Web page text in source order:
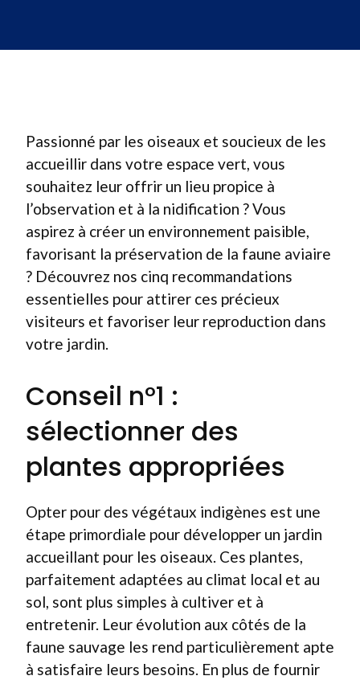
Passionné par les oiseaux et soucieux de les
accueillir dans votre espace vert, vous
souhaitez leur offrir un lieu propice à
l’observation et à la nidification ? Vous
aspirez à créer un environnement paisible,
favorisant la préservation de la faune aviaire
? Découvrez nos cinq recommandations
essentielles pour attirer ces précieux
visiteurs et favoriser leur reproduction dans
votre jardin.
Conseil n°1 :
sélectionner des
plantes appropriées
Opter pour des végétaux indigènes est une
étape primordiale pour développer un jardin
accueillant pour les oiseaux. Ces plantes,
parfaitement adaptées au climat local et au
sol, sont plus simples à cultiver et à
entretenir. Leur évolution aux côtés de la
faune sauvage les rend particulièrement apte
à satisfaire leurs besoins. En plus de fournir